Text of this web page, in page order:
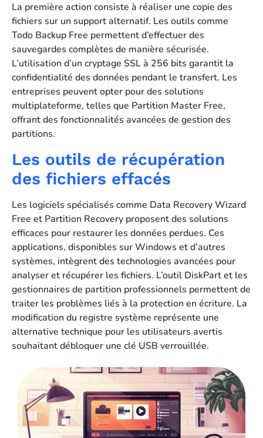
La première action consiste à réaliser une copie des
fichiers sur un support alternatif. Les outils comme
Todo Backup Free permettent d’effectuer des
sauvegardes complètes de manière sécurisée.
L’utilisation d’un cryptage SSL à 256 bits garantit la
confidentialité des données pendant le transfert. Les
entreprises peuvent opter pour des solutions
multiplateforme, telles que Partition Master Free,
offrant des fonctionnalités avancées de gestion des
partitions.
Les outils de récupération
des fichiers effacés
Les logiciels spécialisés comme Data Recovery Wizard
Free et Partition Recovery proposent des solutions
efficaces pour restaurer les données perdues. Ces
applications, disponibles sur Windows et d’autres
systèmes, intègrent des technologies avancées pour
analyser et récupérer les fichiers. L’outil DiskPart et les
gestionnaires de partition professionnels permettent de
traiter les problèmes liés à la protection en écriture. La
modification du registre système représente une
alternative technique pour les utilisateurs avertis
souhaitant débloquer une clé USB verrouillée.